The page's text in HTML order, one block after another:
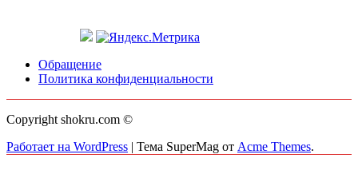
Обращение
Политика конфиденциальности
Copyright shokru.com ©
Работает на WordPress | Тема SuperMag от Acme Themes.